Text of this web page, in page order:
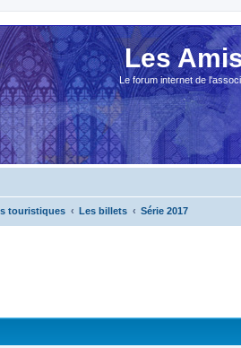
Les
Le forum internet de
touristiques Les billets Série 2017